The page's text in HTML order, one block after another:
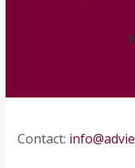
Contact: